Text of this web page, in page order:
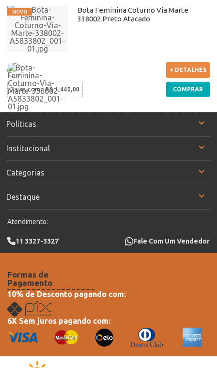
Bota Feminina Coturno Via Marte
338002 Preto Atacado
Caixa com:R$ 1.440,00
+ DETALHES
COMPRAR
Políticas
Institucional
Categorias
Destaque
Atendimento:
11 3327-3327 Fale Com Um Vendedor
Formas de
Pagamento
10% de Desconto pagando com:
6X Sem juros pagando com: